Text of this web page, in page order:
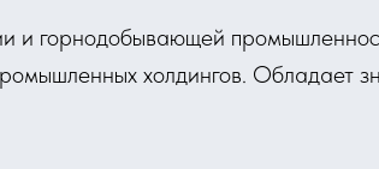
и горнодобывающей
холдингов. Обладает